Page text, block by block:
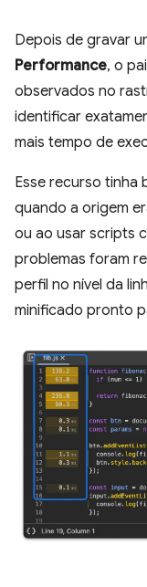
Depois de gravar
Performance, o
observados no
identificar
mais tempo de
Esse recurso tinha
quando a origem
ou ao usar scripts
problemas foram
perfil no nível da
minificado pronto